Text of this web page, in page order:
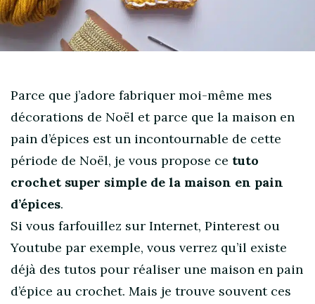
Parce que j’adore fabriquer moi-même mes
décorations de Noël et parce que la maison en
pain d’épices est un incontournable de cette
période de Noël, je vous propose ce tuto
crochet super simple de la maison en pain
d’épices.
Si vous farfouillez sur Internet, Pinterest ou
Youtube par exemple, vous verrez qu’il existe
déjà des tutos pour réaliser une maison en pain
d’épice au crochet. Mais je trouve souvent ces